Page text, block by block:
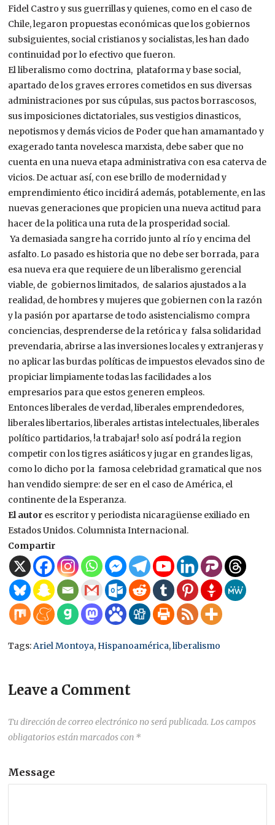
Fidel Castro y sus guerrillas y quienes, como en el caso de
Chile, legaron propuestas económicas que los gobiernos
subsiguientes, social cristianos y socialistas, les han dado
continuidad por lo efectivo que fueron.
El liberalismo como doctrina, plataforma y base social,
apartado de los graves errores cometidos en sus diversas
administraciones por sus cúpulas, sus pactos borrascosos,
sus imposiciones dictatoriales, sus vestigios dinasticos,
nepotismos y demás vicios de Poder que han amamantado y
exagerado tanta novelesca marxista, debe saber que no
cuenta en una nueva etapa administrativa con esa caterva de
vicios. De actuar así, con ese brillo de modernidad y
emprendimiento ético incidirá además, potablemente, en las
nuevas generaciones que propicien una nueva actitud para
hacer de la politica una ruta de la prosperidad social.
Ya demasiada sangre ha corrido junto al río y encima del
asfalto. Lo pasado es historia que no debe ser borrada, para
esa nueva era que requiere de un liberalismo gerencial
viable, de gobiernos limitados, de salarios ajustados a la
realidad, de hombres y mujeres que gobiernen con la razón
y la pasión por apartarse de todo asistencialismo compra
conciencias, desprenderse de la retórica y falsa solidaridad
prevendaria, abrirse a las inversiones locales y extranjeras y
no aplicar las burdas políticas de impuestos elevados sino de
propiciar limpiamente todas las facilidades a los
empresarios para que estos generen empleos.
Entonces liberales de verdad, liberales emprendedores,
liberales libertarios, liberales artistas intelectuales, liberales
político partidarios, !a trabajar! solo así podrá la region
competir con los tigres asiáticos y jugar en grandes ligas,
como lo dicho por la famosa celebridad gramatical que nos
han vendido siempre: de ser en el caso de América, el
continente de la Esperanza.
El autor es escritor y periodista nicaragüense exiliado en
Estados Unidos. Columnista Internacional.
Compartir
Tags:Ariel Montoya, Hispanoamérica,liberalismo
Leave a Comment
Tu dirección de correo electrónico no será publicada. Los campos
obligatorios están marcados con *
Message